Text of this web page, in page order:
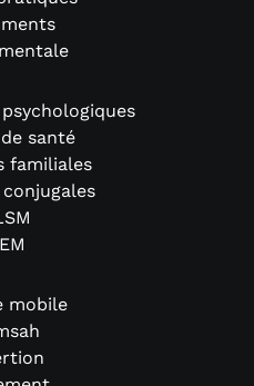
santé
familiales
mobile